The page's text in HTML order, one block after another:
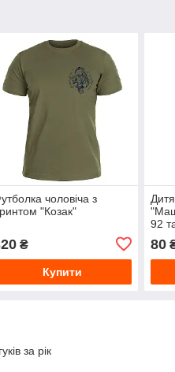
чоловіча з
"Козак"
₴
Купити
92
80
за рік